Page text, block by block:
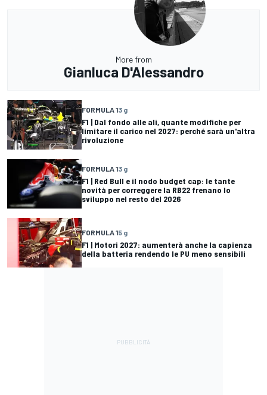
More from
Gianluca D'Alessandro
FORMULA 13 g
F1 | Dal fondo alle ali, quante modifiche per
limitare il carico nel 2027: perché sarà un'altra
rivoluzione
FORMULA 13 g
F1 | Red Bull e il nodo budget cap: le tante
novità per correggere la RB22 frenano lo
sviluppo nel resto del 2026
FORMULA 15 g
F1 | Motori 2027: aumenterà anche la capienza
della batteria rendendo le PU meno sensibili